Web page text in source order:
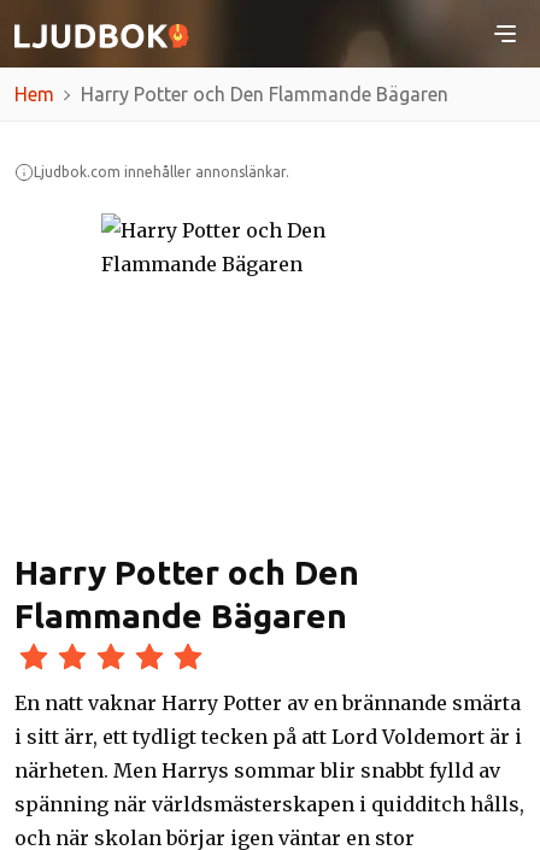
Hem Harry Potter och Den Flammande Bägaren
Ljudbok.com innehåller annonslänkar.
Harry Potter och Den
Flammande Bägaren
En natt vaknar Harry Potter av en brännande smärta
i sitt ärr, ett tydligt tecken på att Lord Voldemort är i
närheten. Men Harrys sommar blir snabbt fylld av
spänning när världsmästerskapen i quidditch hålls,
och när skolan börjar igen väntar en stor